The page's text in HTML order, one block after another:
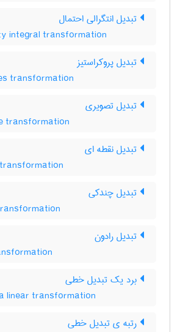
تبدیل انتگرالی احتمال
integral transformation
تبدیل پروکراستیز
transformation
تبدیل تصویری
transformation
تبدیل نقطه ای
تبدیل چندکی
تبدیل رادون
برد یک تبدیل خطی
linear transformation
رتبه ی تبدیل خطی